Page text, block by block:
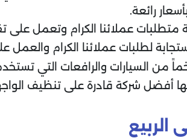
رائعة.
متطلبات عملائنا الكرام وتعمل
لطلبات عملائنا الكرام
من السيارات والرافعات التي
أفضل شركة قادرة على تنظيف